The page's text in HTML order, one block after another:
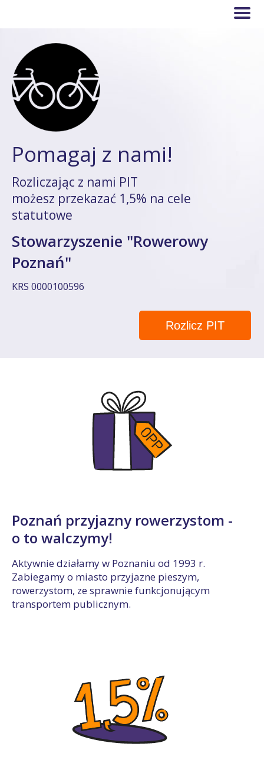
Pomagaj z nami!
Rozliczając z nami PIT
możesz przekazać 1,5% na cele
statutowe
Stowarzyszenie "Rowerowy
Poznań"
KRS 0000100596
Rozlicz PIT
Poznań przyjazny rowerzystom -
o to walczymy!
Aktywnie działamy w Poznaniu od 1993 r.
Zabiegamy o miasto przyjazne pieszym,
rowerzystom, ze sprawnie funkcjonującym
transportem publicznym.